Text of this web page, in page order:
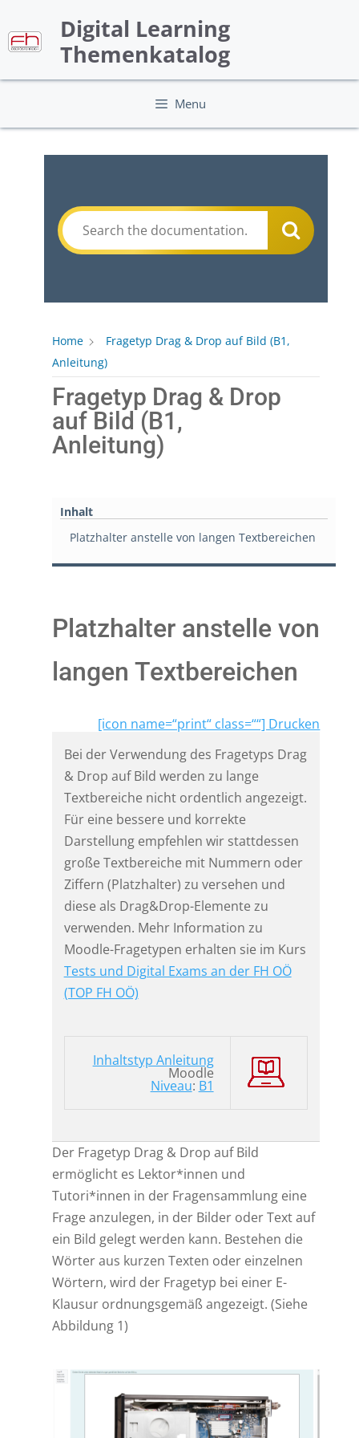
content
Digital Learning
Themenkatalog
Menu
Home
Fragetyp Drag & Drop auf Bild (B1,
Anleitung)
Fragetyp Drag & Drop
auf Bild (B1,
Anleitung)
Inhalt
Platzhalter anstelle von langen Textbereichen
Platzhalter anstelle von
langen Textbereichen
[icon name=“print“ class=““] Drucken
Bei der Verwendung des Fragetyps Drag
& Drop auf Bild werden zu lange
Textbereiche nicht ordentlich angezeigt.
Für eine bessere und korrekte
Darstellung empfehlen wir stattdessen
große Textbereiche mit Nummern oder
Ziffern (Platzhalter) zu versehen und
diese als Drag&Drop-Elemente zu
verwenden. Mehr Information zu
Moodle-Fragetypen erhalten sie im Kurs
Tests und Digital Exams an der FH OÖ
(TOP FH OÖ)
Inhaltstyp Anleitung
Moodle
Niveau: B1
Der Fragetyp Drag & Drop auf Bild
ermöglicht es Lektor*innen und
Tutori*innen in der Fragensammlung eine
Frage anzulegen, in der Bilder oder Text auf
ein Bild gelegt werden kann. Bestehen die
Wörter aus kurzen Texten oder einzelnen
Wörtern, wird der Fragetyp bei einer E-
Klausur ordnungsgemäß angezeigt. (Siehe
Abbildung 1)